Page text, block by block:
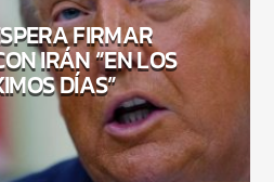
FIRMAR
IRÁN “EN LOS
DÍAS”